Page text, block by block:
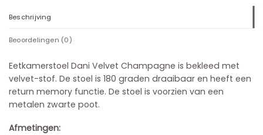
Beschrijving
Beoordelingen (0)
Eetkamerstoel Dani Velvet Champagne is bekleed met
velvet-stof. De stoel is 180 graden draaibaar en heeft een
return memory functie. De stoel is voorzien van een
metalen zwarte poot.
Afmetingen: